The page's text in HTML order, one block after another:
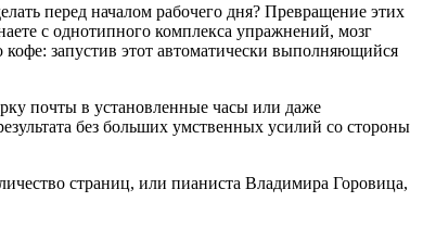
перед началом рабочего дня? Превращение этих
с однотипного комплекса упражнений, мозг
запустив этот автоматически выполняющийся
почты в установленные часы или даже
без больших умственных усилий со стороны
страниц, или пианиста Владимира Горовица,